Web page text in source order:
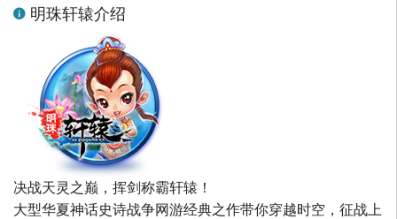
明珠轩辕介绍
决战天灵之巅，挥剑称霸轩辕！
大型华夏神话史诗战争网游经典之作带你穿越时空，征战上